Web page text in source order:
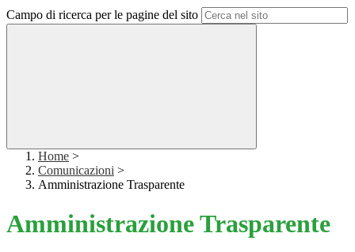
Campo di ricerca per le pagine del sito
Home >
Comunicazioni >
Amministrazione Trasparente
Amministrazione Trasparente